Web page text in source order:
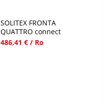
SOLITEX FRONTA
QUATTRO connect
486,41 € / Ro